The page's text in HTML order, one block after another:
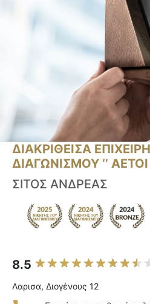
ΔΙΑΚΡΙΘΕΙΣΑ
ΔΙΑΓΩΝΙΣΜΟΥ ‘’ ΑΕΤΟΙ
ΣΙΤΟΣ ΑΝΔΡΕΑΣ
8.5
Λαρισα, Διογένους 12